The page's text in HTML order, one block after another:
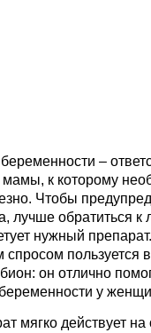
–
к которому
Чтобы
лучше обратиться к
нужный
пользуется
он отлично
у
мягко действует на